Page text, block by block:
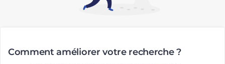
Comment améliorer votre recherche ?